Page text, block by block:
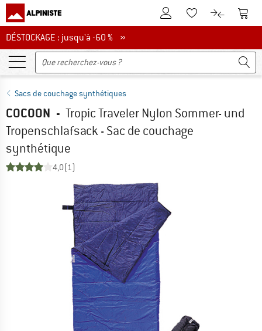
Vers le compte client
Vers la liste
Vers le
DÉSTOCKAGE : jusqu'à -60 %
DÉSTOCKAGE : jusqu'à -60 % »
Sacs de couchage synthétiques
COCOON - Tropic Traveler Nylon Sommer- und
Tropenschlafsack - Sac de couchage
synthétique
4,0(1)